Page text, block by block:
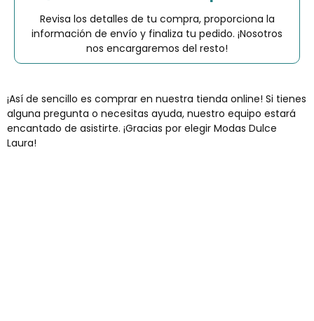
Revisa los detalles de tu compra, proporciona la
información de envío y finaliza tu pedido. ¡Nosotros
nos encargaremos del resto!
¡Así de sencillo es comprar en nuestra tienda online! Si tienes
alguna pregunta o necesitas ayuda, nuestro equipo estará
encantado de asistirte. ¡Gracias por elegir Modas Dulce
Laura!